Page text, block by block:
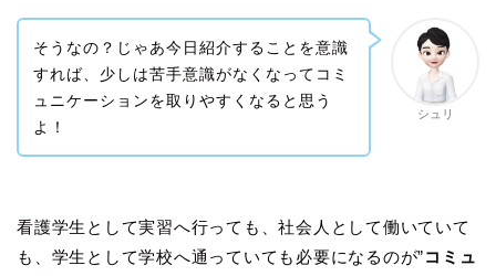
シュリ
そうなの？じゃあ今日紹介することを意識
すれば、少しは苦手意識がなくなってコミ
ュニケーションを取りやすくなると思う
よ！
看護学生として実習へ行っても、社会人として働いていて
も、学生として学校へ通っていても必要になるのが”コミュ